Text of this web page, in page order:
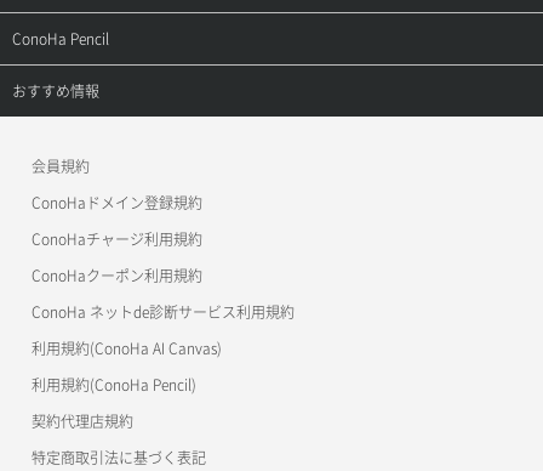
よくある質問
APIドキュメントVPS2.0
APIドキュメントVPS3.0
APIドキュメントVPS2.0
APIドキュメントVPS3.0
ご利用ガイド
サポートトップ
ご利用ガイド
ConoHa Pencil
サポートトップ
おすすめ情報
美雲このは徹底ガイド
会員規約
ConoHaドメイン登録規約
ConoHaチャージ利用規約
ConoHaクーポン利用規約
ConoHa ネットde診断サービス利用規約
利用規約(ConoHa AI Canvas)
利用規約(ConoHa Pencil)
契約代理店規約
特定商取引法に基づく表記